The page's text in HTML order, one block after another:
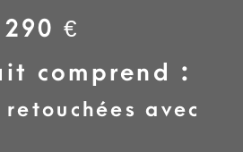
290 €
comprend :
retouchées avec